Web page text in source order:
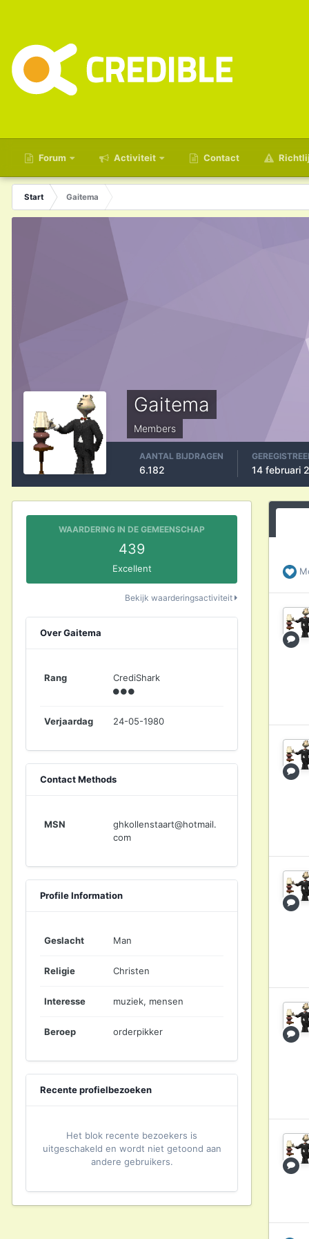
Forum Activiteit Contact
Start Gaitema
Gaitema
Members
AANTAL BIJDRAGEN
6.182 14 februari
WAARDERING IN DE GEMEENSCHAP
439
Excellent
Bekijk waarderingsactiviteit
Over Gaitema
Rang CrediShark
Verjaardag 24-05-1980
Contact Methods
MSN
ghkollenstaart@hotmail.
com
Profile Information
Geslacht Man
Religie Christen
Interesse muziek, mensen
Beroep orderpikker
Recente profielbezoeken
Het blok recente bezoekers is
uitgeschakeld en wordt niet getoond aan
andere gebruikers.